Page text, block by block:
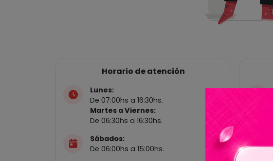
Horario de atención
Lunes:
De 07:00hs a 16:30hs.
Martes a Viernes:
De 06:30hs a 16:30hs.
Sábados:
De 06:00hs a 15:00hs.